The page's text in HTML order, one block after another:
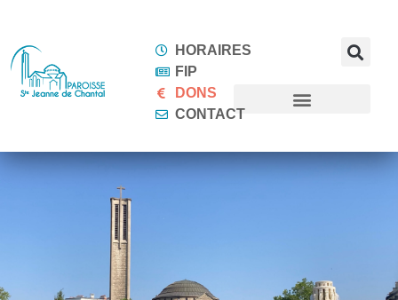
HORAIRES
FIP
DONS
CONTACT